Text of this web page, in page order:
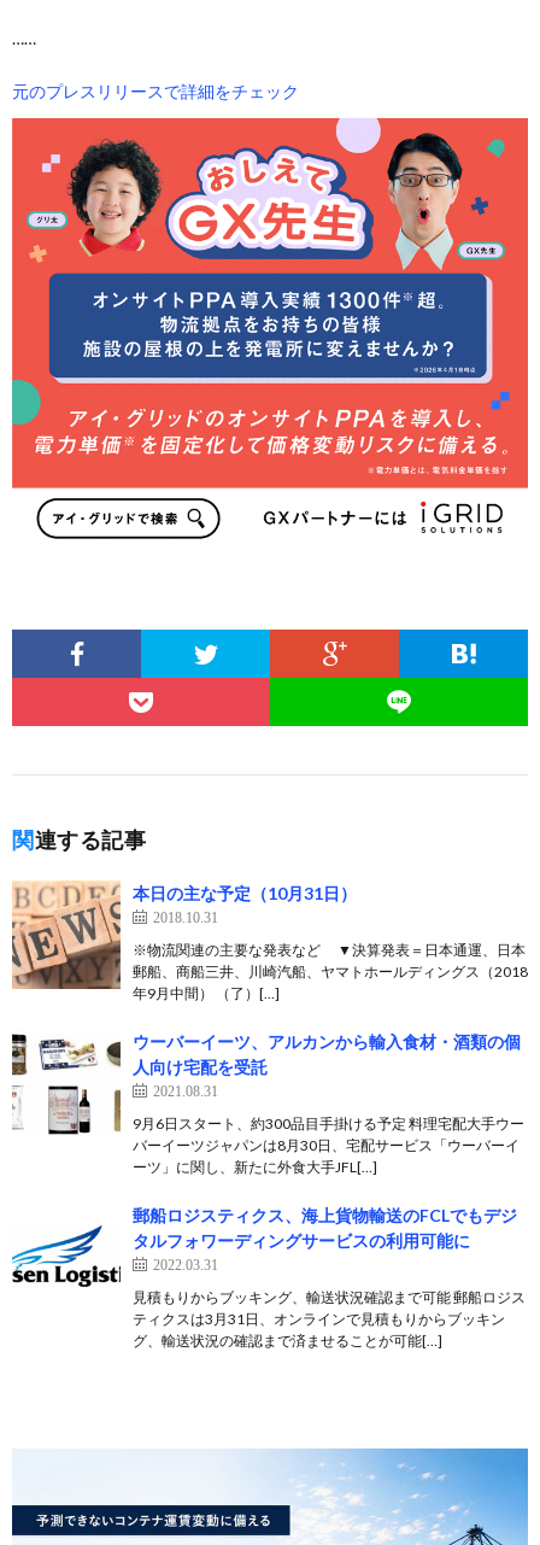
……
元のプレスリリースで詳細をチェック
関連する記事
本日の主な予定（10月31日）
2018.10.31
※物流関連の主要な発表など ▼決算発表＝日本通運、日本
郵船、商船三井、川崎汽船、ヤマトホールディングス（2018
年9月中間） （了）[…]
ウーバーイーツ、アルカンから輸入食材・酒類の個
人向け宅配を受託
2021.08.31
9月6日スタート、約300品目手掛ける予定 料理宅配大手ウー
バーイーツジャパンは8月30日、宅配サービス「ウーバーイ
ーツ」に関し、新たに外食大手JFL[…]
郵船ロジスティクス、海上貨物輸送のFCLでもデジ
タルフォワーディングサービスの利用可能に
2022.03.31
見積もりからブッキング、輸送状況確認まで可能 郵船ロジス
ティクスは3月31日、オンラインで見積もりからブッキン
グ、輸送状況の確認まで済ませることが可能[…]